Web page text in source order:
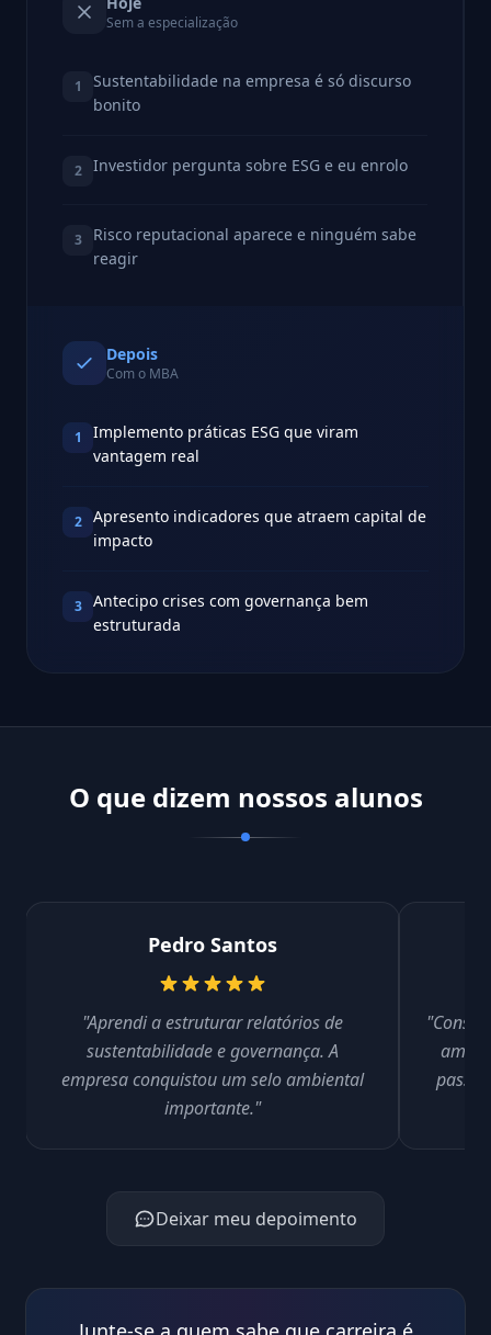
Sem a especialização
1
Sustentabilidade na empresa é só discurso
bonito
2 Investidor pergunta sobre ESG e eu enrolo
3
Risco reputacional aparece e ninguém sabe
reagir
Depois
Com o MBA
1
Implemento práticas ESG que viram
vantagem real
2
Apresento indicadores que atraem capital de
impacto
3
Antecipo crises com governança bem
estruturada
O que dizem nossos alunos
Pedro Santos
"Aprendi a estruturar relatórios de
sustentabilidade e governança. A
empresa conquistou um selo ambiental
importante."
Deixar meu depoimento